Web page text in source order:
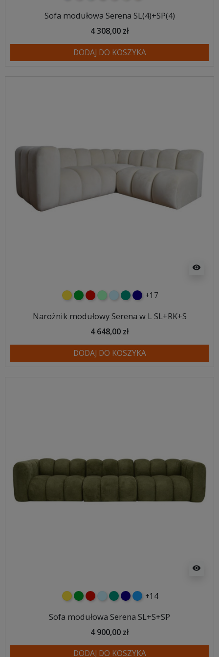
Sofa modułowa Serena SL(4)+SP(4)
4 308,00 zł
DODAJ DO KOSZYKA
visibility
żółtyzielonyczerwony
miętowybłękitnyturkusowy
granatowy
+17
Narożnik modułowy Serena w L SL+RK+S
4 648,00 zł
DODAJ DO KOSZYKA
visibility
żółtyzielonyczerwony
błękitnyturkusowy
granatowy
niebieski
+14
Sofa modułowa Serena SL+S+SP
4 900,00 zł
DODAJ DO KOSZYKA